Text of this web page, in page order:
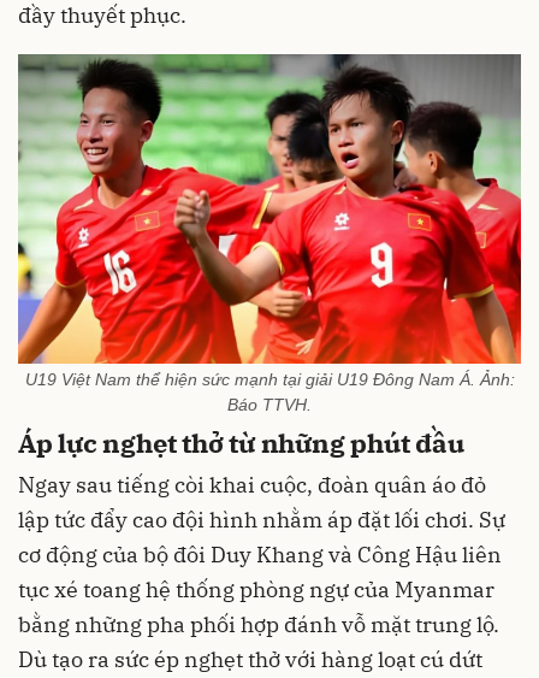
đầy thuyết phục.
U19 Việt Nam thể hiện sức mạnh tại giải U19 Đông Nam Á. Ảnh:
Báo TTVH.
Áp lực nghẹt thở từ những phút đầu
Ngay sau tiếng còi khai cuộc, đoàn quân áo đỏ
lập tức đẩy cao đội hình nhằm áp đặt lối chơi. Sự
cơ động của bộ đôi Duy Khang và Công Hậu liên
tục xé toang hệ thống phòng ngự của Myanmar
bằng những pha phối hợp đánh vỗ mặt trung lộ.
Dù tạo ra sức ép nghẹt thở với hàng loạt cú dứt